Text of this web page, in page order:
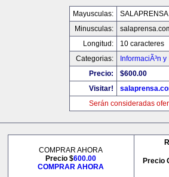
Mayusculas:
Minusculas:
Longitud:
10 caracteres
Categorias:
InformaciÃ³n
Precio:
$600.00
Visitar!
Serán consideradas
COMPRAR AHORA
Precio $600.00
COMPRAR AHORA
Precio